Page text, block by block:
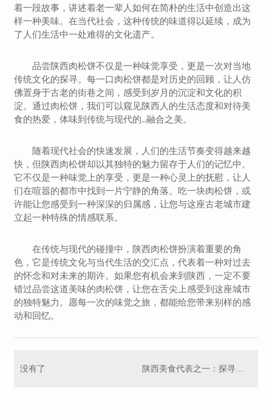
着一段故事，讲述着老一辈人如何在简朴的生活中创造出这
样一种美味。在当代社会，这种传统的味道得以延续，成为
了人们生活中一处难得的文化遗产。
品尝陕西肉松饼不仅是一种味觉享受，更是一次对当地
传统文化的探寻。每一口肉松饼都是对历史的回顾，让人仿
佛置身于古老的街巷之间，感受到岁月的沉淀和文化的积
淀。通过肉松饼，我们可以窥见陕西人的生活态度和对待美
食的热爱，体味到传统与现代的..融合之美。
随着现代社会的快速发展，人们的生活节奏变得越来越
快，但陕西肉松饼却以其独特的魅力留存于人们的记忆中。
它不仅是一种味觉上的享受，更是一种心灵上的抚慰，让人
们在喧嚣的都市中找到一片宁静的角落。吃一块肉松饼，或
许能让您感受到一种深深的归属感，让您与这座古老城市建
立起一种特殊的情感联系。
在传统与现代的碰撞中，陕西肉松饼扮演着重要的角
色，它是传统文化与当代生活的交汇点，代表着一种对过去
的怀念和对未来的期许。如果您有机会来到陕西，一定不要
错过品尝这道美味的肉松饼，让您在舌尖上感受到这座城市
的独特魅力。愿每一次的味觉之旅，都能给您带来别样的感
动和回忆。
没有了